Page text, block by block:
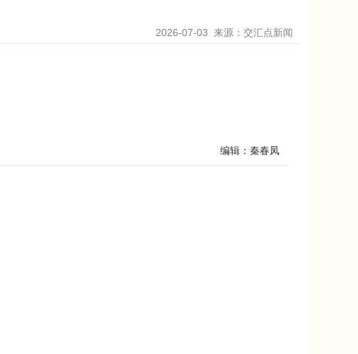
2026-07-03 来源：交汇点新闻
编辑：秦春凤